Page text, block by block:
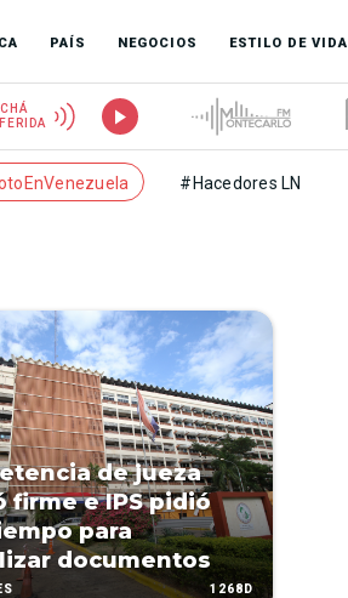
PAÍS NEGOCIOS ESTILO DE VIDA
#Hacedores LN
de jueza
firme e IPS pidió
para
documentos
1268D